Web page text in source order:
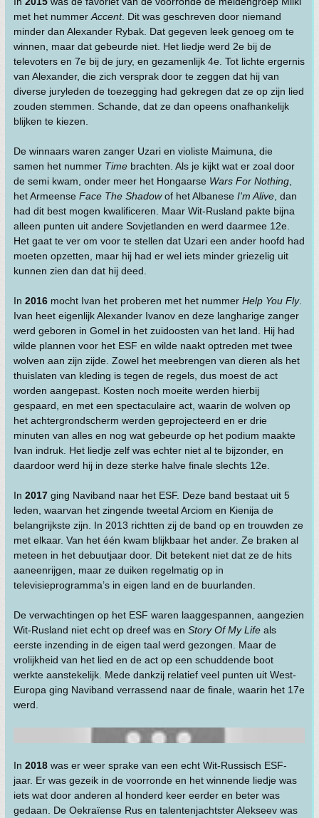
met het nummer Accent. Dit was geschreven door niemand
minder dan Alexander Rybak. Dat gegeven leek genoeg om te
winnen, maar dat gebeurde niet. Het liedje werd 2e bij de
televoters en 7e bij de jury, en gezamenlijk 4e. Tot lichte ergernis
van Alexander, die zich versprak door te zeggen dat hij van
diverse juryleden de toezegging had gekregen dat ze op zijn lied
zouden stemmen. Schande, dat ze dan opeens onafhankelijk
blijken te kiezen.
De winnaars waren zanger Uzari en violiste Maimuna, die
samen het nummer Time brachten. Als je kijkt wat er zoal door
de semi kwam, onder meer het Hongaarse Wars For Nothing
het Armeense Face The Shadowof het Albanese I'm Alive , dan
had dit best mogen kwalificeren. Maar Wit-Rusland pakte bijna
alleen punten uit andere Sovjetlanden en werd daarmee 12e.
Het gaat te ver om voor te stellen dat Uzari een ander hoofd had
moeten opzetten, maar hij had er wel iets minder griezelig uit
kunnen zien dan dat hij deed.
In 2016 mocht Ivan het proberen met het nummer Help You Fly.
Ivan heet eigenlijk Alexander Ivanov en deze langharige zanger
werd geboren in Gomel in het zuidoosten van het land. Hij had
wilde plannen voor het ESF en wilde naakt optreden met twee
wolven aan zijn zijde. Zowel het meebrengen van dieren als het
thuislaten van kleding is tegen de regels, dus moest de act
worden aangepast. Kosten noch moeite werden hierbij
gespaard, en met een spectaculaire act, waarin de wolven op
het achtergrondscherm werden geprojecteerd en er drie
minuten van alles en nog wat gebeurde op het podium maakte
Ivan indruk. Het liedje zelf was echter niet al te bijzonder, en
daardoor werd hij in deze sterke halve finale slechts 12e.
In 2017 ging Naviband naar het ESF. Deze band bestaat uit 5
leden, waarvan het zingende tweetal Arciom en Kienija de
belangrijkste zijn. In 2013 richtten zij de band op en trouwden ze
met elkaar. Van het één kwam blijkbaar het ander. Ze braken al
meteen in het debuutjaar door. Dit betekent niet dat ze de hits
aaneenrijgen, maar ze duiken regelmatig op in
televisieprogramma’s in eigen land en de buurlanden.
De verwachtingen op het ESF waren laaggespannen, aangezien
Wit-Rusland niet echt op dreef was en Story Of My Life als
eerste inzending in de eigen taal werd gezongen. Maar de
vrolijkheid van het lied en de act op een schuddende boot
werkte aanstekelijk. Mede dankzij relatief veel punten uit West-
Europa ging Naviband verrassend naar de finale, waarin het 17e
werd.
In 2018 was er weer sprake van een echt Wit-Russisch ESF-
jaar. Er was gezeik in de voorronde en het winnende liedje was
iets wat door anderen al honderd keer eerder en beter was
gedaan. De Oekraïense Rus en talentenjachtster Alekseev was